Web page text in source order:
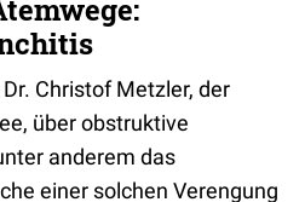
Christof Metzler, der
über obstruktive
anderem das
einer solchen Verengung